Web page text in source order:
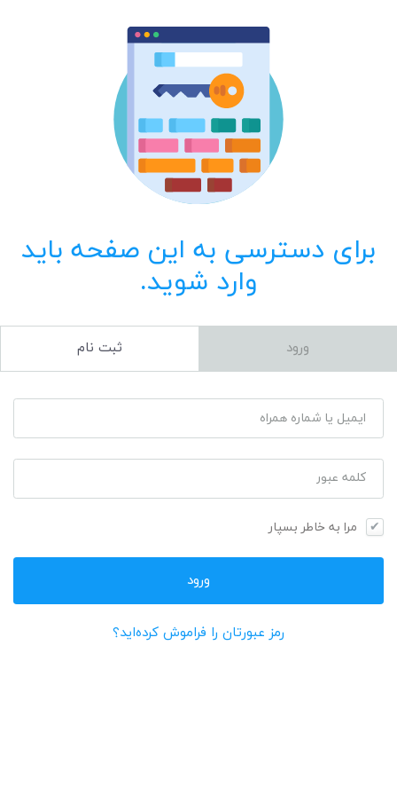
برای دسترسی به این صفحه باید
وارد شوید.
ورود ثبت نام
ایمیل یا شماره همراه
کلمه عبور
مرا به خاطر بسپار
رمز عبورتان را فراموش کرده‌اید؟